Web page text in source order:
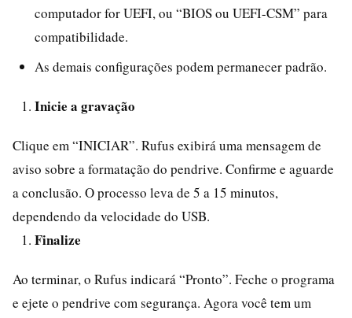
computador for UEFI, ou “BIOS ou UEFI-CSM” para
compatibilidade.
As demais configurações podem permanecer padrão.
Inicie a gravação
Clique em “INICIAR”. Rufus exibirá uma mensagem de
aviso sobre a formatação do pendrive. Confirme e aguarde
a conclusão. O processo leva de 5 a 15 minutos,
dependendo da velocidade do USB.
Finalize
Ao terminar, o Rufus indicará “Pronto”. Feche o programa
e ejete o pendrive com segurança. Agora você tem um